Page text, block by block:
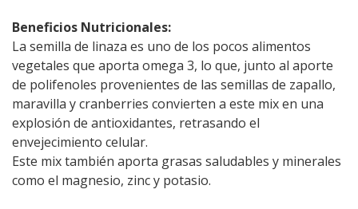
Beneficios Nutricionales:
La semilla de linaza es uno de los pocos alimentos
vegetales que aporta omega 3, lo que, junto al aporte
de polifenoles provenientes de las semillas de zapallo,
maravilla y cranberries convierten a este mix en una
explosión de antioxidantes, retrasando el
envejecimiento celular.
Este mix también aporta grasas saludables y minerales
como el magnesio, zinc y potasio.